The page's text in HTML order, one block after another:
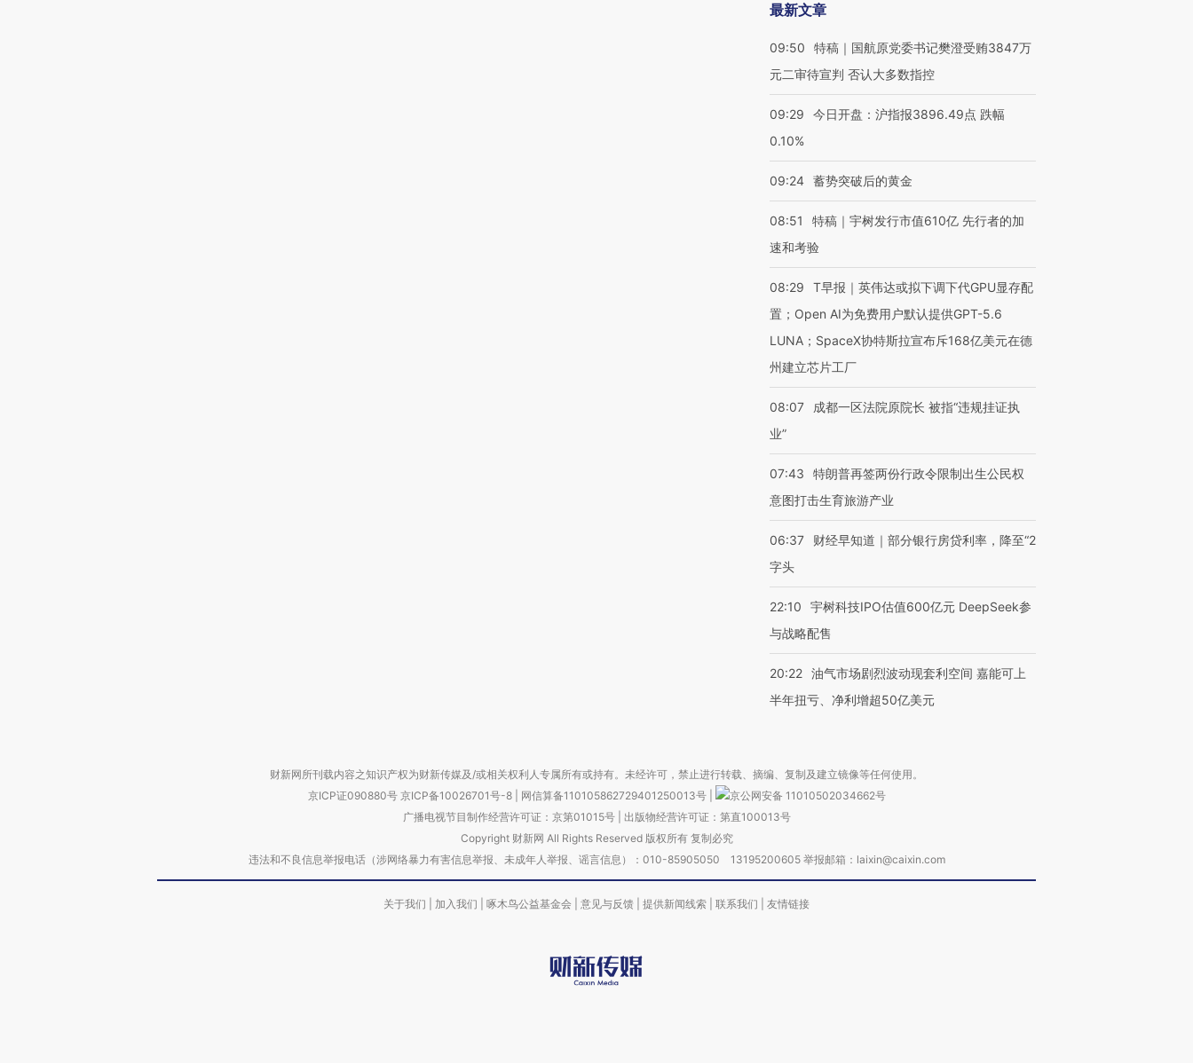
最新文章
09:50
特稿｜国航原党委书记樊澄受贿3847万
元二审待宣判 否认大多数指控
09:29
今日开盘：沪指报3896.49点 跌幅
0.10%
09:24 蓄势突破后的黄金
08:51
特稿｜宇树发行市值610亿 先行者的加
速和考验
08:29
T早报｜英伟达或拟下调下代GPU显存配
置；Open AI为免费用户默认提供GPT-5.6
LUNA；SpaceX协特斯拉宣布斥168亿美元在德
州建立芯片工厂
08:07
成都一区法院原院长 被指“违规挂证执
业”
07:43
特朗普再签两份行政令限制出生公民权
意图打击生育旅游产业
06:37
财经早知道｜部分银行房贷利率，降至“2
字头
22:10
宇树科技IPO估值600亿元 DeepSeek参
与战略配售
20:22 油气市场剧烈波动现套利空间 嘉能可上
半年扭亏、净利增超50亿美元
财新网所刊载内容之知识产权为财新传媒及/或相关权利人专属所有或持有。未经许可，禁止进行转载、摘编、复制及建立镜像等任何使用。
京ICP证090880号 京ICP备10026701号-8 网信算备110105862729401250013号
京公网安备 11010502034662号
广播电视节目制作经营许可证：京第01015号| 出版物经营许可证：第直100013号
Copyright 财新网 All Rights Reserved 版权所有 复制必究
违法和不良信息举报电话（涉网络暴力有害信息举报、未成年人举报、谣言信息）：010-85905050 13195200605 举报邮箱：laixin@caixin.com
关于我们 加入我们 啄木鸟公益基金会 意见与反馈 提供新闻线索 联系我们 友情链接